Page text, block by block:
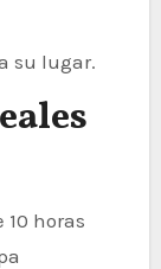
su lugar.
horas